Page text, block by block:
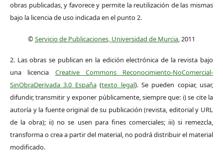
obras publicadas, y favorece y permite la reutilización de las mismas
bajo la licencia de uso indicada en el punto 2.
©Servicio de Publicaciones, Universidad de Murcia, 2011
2. Las obras se publican en la edición electrónica de la revista bajo
una licencia Creative Commons Reconocimiento-NoComercial-
SinObraDerivada 3.0 España(texto legal). Se pueden copiar, usar,
difundir, transmitir y exponer públicamente, siempre que: i) se cite la
autoría y la fuente original de su publicación (revista, editorial y URL
de la obra); ii) no se usen para fines comerciales; iii) si remezcla,
transforma o crea a partir del material, no podrá distribuir el material
modificado.